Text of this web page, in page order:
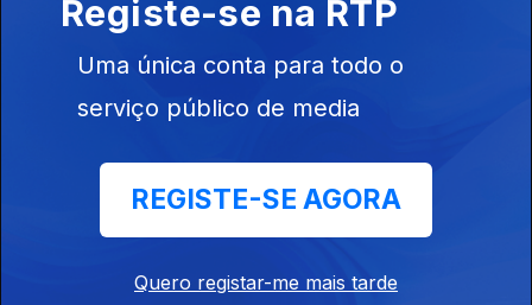
Diário Regional 08;30 28/07/2026, Edição de Celina Faria
Diário Regional 09;30 28/07/2026, Edição de
28 jul. 2026
Diário Regional 09;30 28/07/2026, Edição de Celina Faria
Diário Regional 09:30, 27/07/2026, Edição de
Registe-se na RTP
Uma única conta para todo o
serviço público de media
REGISTE-SE AGORA
Quero registar-me mais tarde